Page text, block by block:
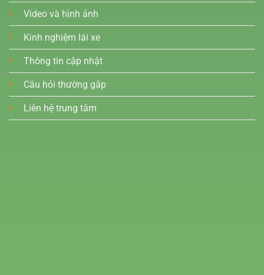
Video và hình ảnh
Kinh nghiệm lái xe
Thông tin cập nhật
Câu hỏi thường gặp
Liên hệ trung tâm